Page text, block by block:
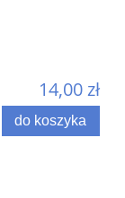
14,00 zł
do koszyka